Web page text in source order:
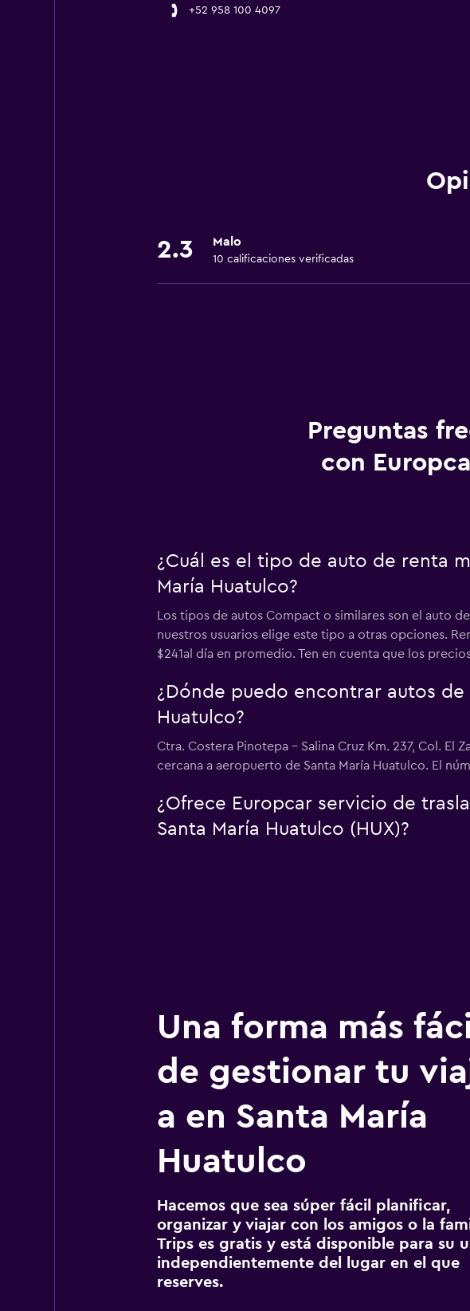
+52 958 100 4097
2.3 Malo
10 calificaciones verificadas
Preguntas
con
¿Cuál es el tipo de auto de renta
María Huatulco?
Los tipos de autos Compact o similares son el auto
nuestros usuarios elige este tipo a otras opciones.
$241al día en promedio. Ten en cuenta que los
¿Dónde puedo encontrar autos
Huatulco?
Ctra. Costera Pinotepa - Salina Cruz Km. 237, Col. El
cercana a aeropuerto de Santa María Huatulco. El
¿Ofrece Europcar servicio de
Santa María Huatulco (HUX)?
Una forma más
de gestionar tu
a en Santa María
Huatulco
Hacemos que sea súper fácil planificar,
organizar y viajar con los amigos o la
Trips es gratis y está disponible para su
independientemente del lugar en el que
reserves.